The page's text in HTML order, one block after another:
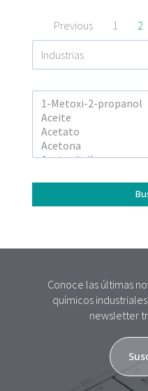
Previous 1 2
Conoce las últimas
químicos
newsletter